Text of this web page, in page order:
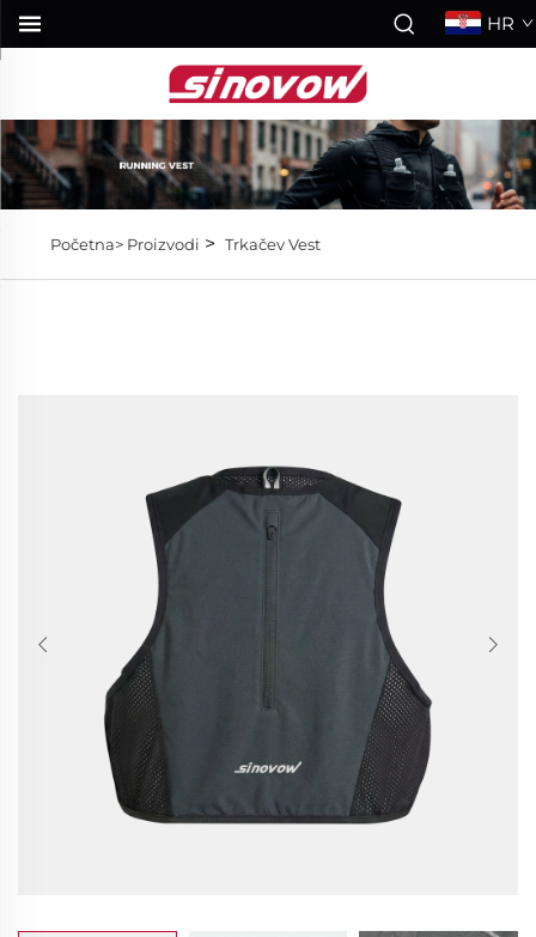
HR
Početna> Proizvodi > Trkačev Vest